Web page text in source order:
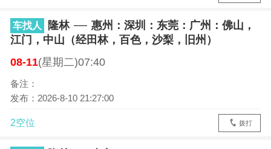
车找人 隆林
惠州：深圳：东莞：广州：佛山，
江门，中山（经田林，百色，沙梨，旧州）
08-11(星期二)07:40
备注：
发布：2026-8-10 21:27:00
2空位 拨打